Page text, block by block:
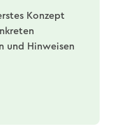
Konzept
und Hinweisen